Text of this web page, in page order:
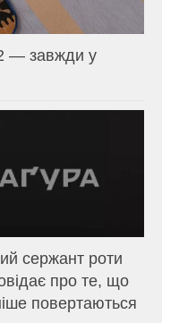
— завжди у
сержант роти
про те, що
повертаються